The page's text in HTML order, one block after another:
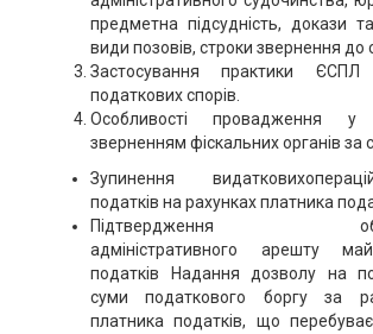
предметна підсудність, докази
види позовів, строки звернення до
Застосування практики ЄСПЛ
податкових спорів.
Особливості провадження
зверненням фіскальних органів за
Зупинення
податків на рахунках платника
Підтвердження
адміністративного арешту
податків Надання дозволу на
суми податкового боргу за
платника податків, що